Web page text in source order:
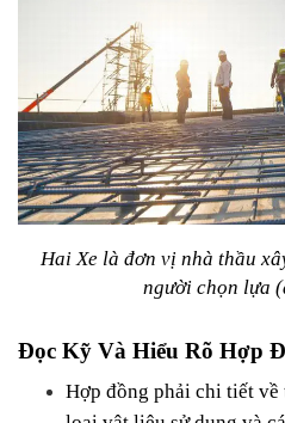
Hai Xe là đơn vị nhà thầu
người chọn lựa
Đọc Kỹ Và Hiểu Rõ Hợp
Hợp đồng phải chi tiết